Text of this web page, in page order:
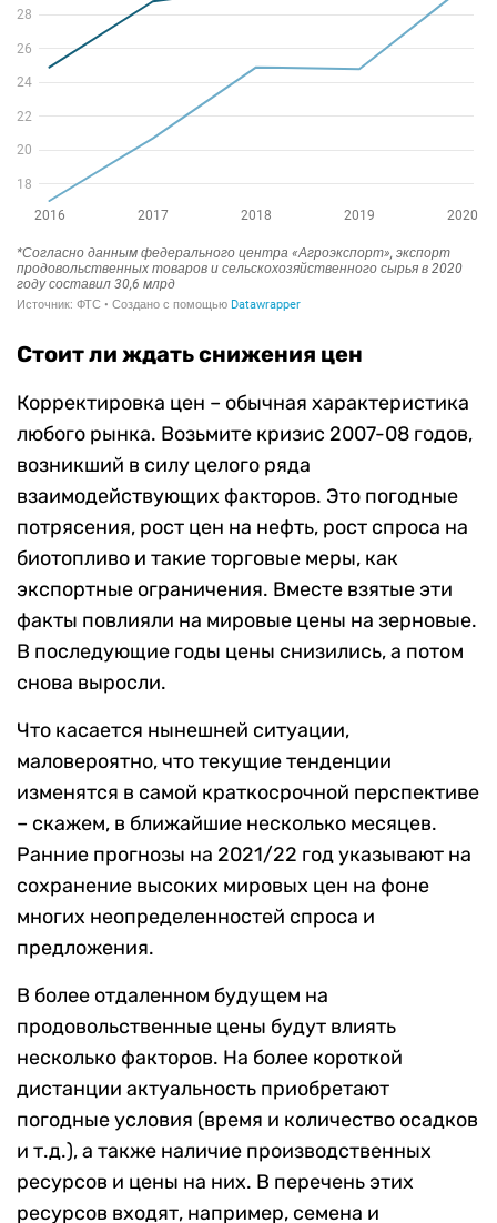
Стоит ли ждать снижения цен
Корректировка цен – обычная характеристика
любого рынка. Возьмите кризис 2007-08 годов,
возникший в силу целого ряда
взаимодействующих факторов. Это погодные
потрясения, рост цен на нефть, рост спроса на
биотопливо и такие торговые меры, как
экспортные ограничения. Вместе взятые эти
факты повлияли на мировые цены на зерновые.
В последующие годы цены снизились, а потом
снова выросли.
Что касается нынешней ситуации,
маловероятно, что текущие тенденции
изменятся в самой краткосрочной перспективе
– скажем, в ближайшие несколько месяцев.
Ранние прогнозы на 2021/22 год указывают на
сохранение высоких мировых цен на фоне
многих неопределенностей спроса и
предложения.
В более отдаленном будущем на
продовольственные цены будут влиять
несколько факторов. На более короткой
дистанции актуальность приобретают
погодные условия (время и количество осадков
и т.д.), а также наличие производственных
ресурсов и цены на них. В перечень этих
ресурсов входят, например, семена и